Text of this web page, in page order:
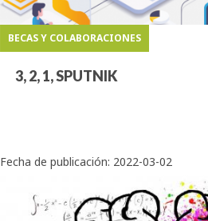
BECAS Y COLABORACIONES
3, 2, 1, SPUTNIK
Fecha de publicación: 2022-03-02